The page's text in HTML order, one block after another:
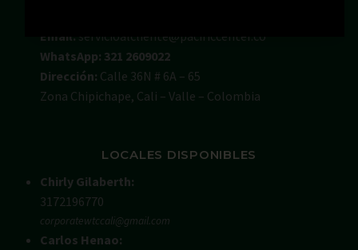
Email: servicioalcliente@pacificcenter.co
WhatsApp: 321 2609022
Dirección: Calle 36N # 6A – 65
Zona Chipichape, Cali – Valle – Colombia
LOCALES DISPONIBLES
Chirly Gilaberth:
3172196770
corporatewtccali@gmail.com
Carlos Henao: